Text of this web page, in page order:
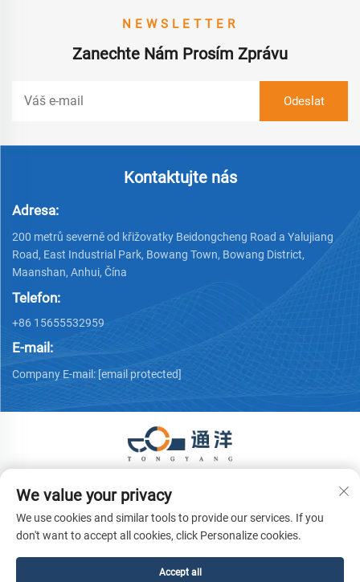
NEWSLETTER
Zanechte Nám Prosím Zprávu
Kontaktujte nás
Adresa:
200 metrů severně od křižovatky Beidongcheng Road a Yalujiang
Road, East Industrial Park, Bowang Town, Bowang District,
Maanshan, Anhui, Čína
Telefon:
+86 15655532959
E-mail:
Company E-mail: [email protected]
Copyright © 2026 Ma'anshan Tongyang Machinery Equipment
Co., Ltd. Všechna práva vyhrazena.
Zásady ochrany soukromí
We value your privacy
We use cookies and similar tools to provide our services. If you
don't want to accept all cookies, click Personalize cookies.
Accept all